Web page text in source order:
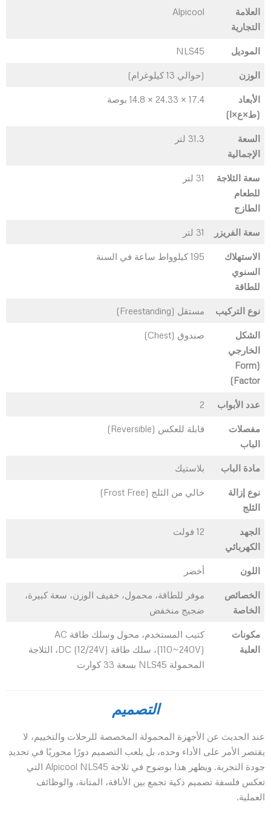
العلامة
التجارية
‎Alpicool
الموديل ‎NLS45
الوزن (حوالي ‎13 كيلوغرام)
الأبعاد
(ط×ع×ا)
‎14.8 × 24.33 × 17.4 بوصة
السعة
الإجمالية
‎31.3 لتر
سعة الثلاجة
للطعام
الطازج
‎31 لتر
سعة الفريزر ‎31 لتر
الاستهلاك
السنوي
للطاقة
‎195 كيلوواط ساعة في السنة
نوع التركيب
الشكل
الخارجي
(Form
Factor)
عدد الأبواب ‎2
مفصلات
الباب
قابلة للعكس (Reversible)
مادة الباب
نوع إزالة
الثلج
الجهد
الكهربائي
‎12 فولت
اللون
الخصائص
الخاصة
موفر للطاقة، محمول، خفيف الوزن، سعة كبيرة،
ضجيج منخفض
مكونات
العلبة
كتيب المستخدم، محول وسلك طاقة AC
(110~240V)، سلك طاقة DC (12/24V)، الثلاجة
المحمولة NLS45 بسعة 33 كوارت
التصميم
عند الحديث عن الأجهزة المحمولة المخصصة للرحلات والتخييم، لا
يقتصر الأمر على الأداء وحده، بل يلعب التصميم دورًا محوريًا في تحديد
جودة التجربة. ويظهر هذا بوضوح في ثلاجة Alpicool NLS45 التي
تعكس فلسفة تصميم ذكية تجمع بين الأناقة، المتانة، والوظائف
العملية.